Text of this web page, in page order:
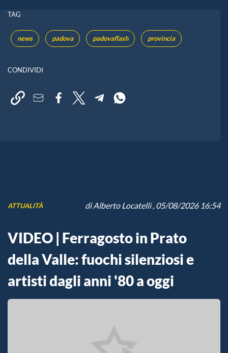
TAG
news padova padovaflash provincia
CONDIVIDI
ATTUALITÀ diAlberto Locatelli, 05/08/2026 16:54
VIDEO | Ferragosto in Prato
della Valle: fuochi silenziosi e
artisti dagli anni '80 a oggi